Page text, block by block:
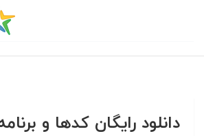
دانلود رایگان کدها و